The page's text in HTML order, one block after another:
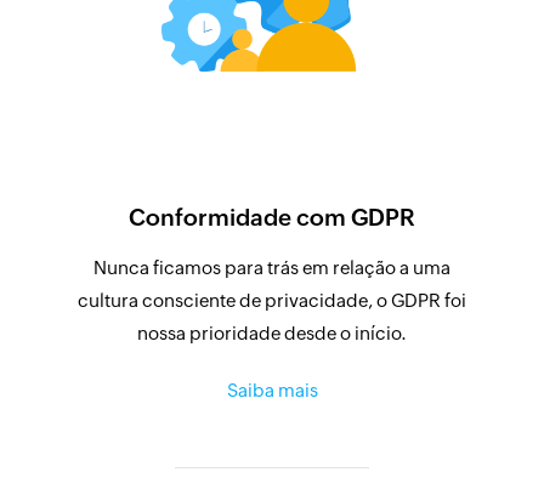
Conformidade com GDPR
Nunca ficamos para trás em relação a uma
cultura consciente de privacidade, o GDPR foi
nossa prioridade desde o início.
Saiba mais